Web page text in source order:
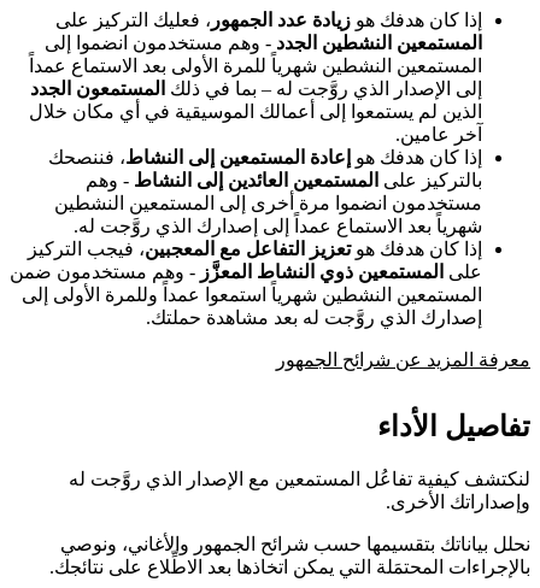
إذا كان هدفك هو زيادة عدد الجمهور ، فعليك التركيز على
المستمعين النشطين الجدد - وهم مستخدمون انضموا إلى
المستمعين النشطين شهرياً للمرة الأولى بعد الاستماع عمداً
إلى الإصدار الذي روَّجت له – بما في ذلك المستمعون الجدد
الذين لم يستمعوا إلى أعمالك الموسيقية في أي مكان خلال
آخر عامين.
إذا كان هدفك هو إعادة المستمعين إلى النشاط، فننصحك
بالتركيز على المستمعين العائدين إلى النشاط - وهم
مستخدمون انضموا مرة أخرى إلى المستمعين النشطين
شهرياً بعد الاستماع عمداً إلى إصدارك الذي روَّجت له.
إذا كان هدفك هوتعزيز التفاعل مع المعجبين، فيجب التركيز
على المستمعين ذوي النشاط المعزَّز - وهم مستخدمون ضمن
المستمعين النشطين شهرياً استمعوا عمداً وللمرة الأولى إلى
إصدارك الذي روَّجت له بعد مشاهدة حملتك.
معرفة المزيد عن شرائح الجمهور
تفاصيل الأداء
لنكتشف كيفية تفاعُل المستمعين مع الإصدار الذي روَّجت له
وإصداراتك الأخرى.
نحلل بياناتك بتقسيمها حسب شرائح الجمهور والأغاني، ونوصي
بالإجراءات المحتمَلة التي يمكن اتخاذها بعد الاطِّلاع على نتائجك.